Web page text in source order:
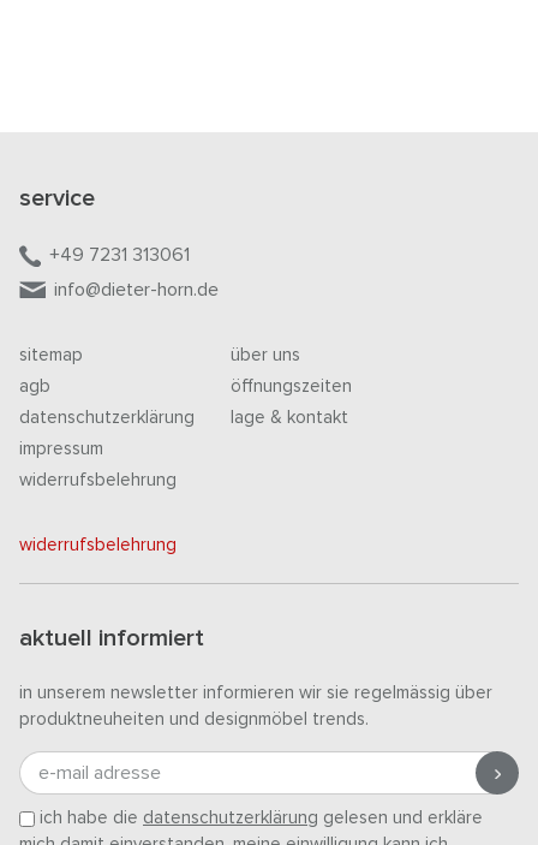
service
+49 7231 313061
info@dieter-horn.de
sitemap
agb
datenschutzerklärung
impressum
widerrufsbelehrung
über uns
öffnungszeiten
lage & kontakt
widerrufsbelehrung
aktuell informiert
in unserem newsletter informieren wir sie regelmässig über
produktneuheiten und designmöbel trends.
e-mail adresse
ich habe die datenschutzerklärung gelesen und erkläre